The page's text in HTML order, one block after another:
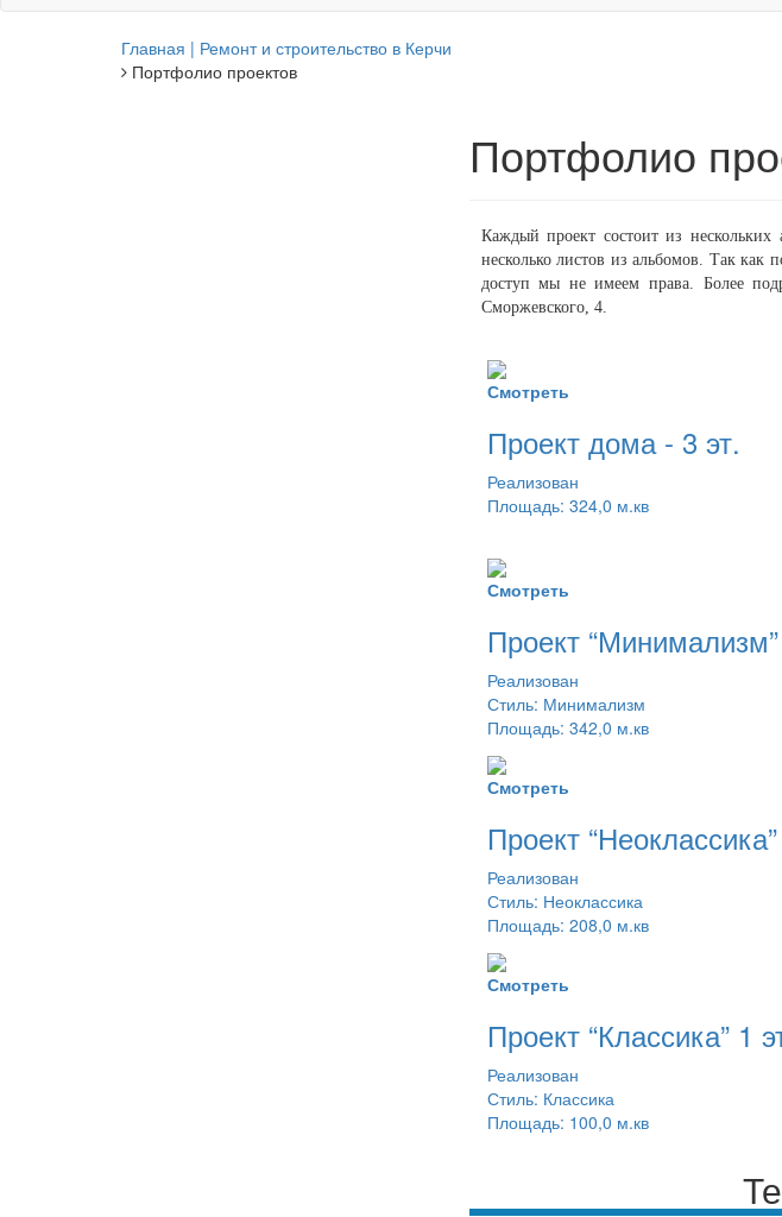
Главная | Ремонт и строительство в Керчи
Портфолио проектов
Портфолио
Каждый проект состоит из
несколько листов из альбомов. Так как
доступ мы не имеем права. Более
Сморжевского, 4.
Смотреть
Проект дома - 3 эт.
Реализован
Площадь: 324,0 м.кв
Смотреть
Проект
Реализован
Стиль: Минимализм
Площадь: 342,0 м.кв
Смотреть
Проект
Реализован
Стиль: Неоклассика
Площадь: 208,0 м.кв
Смотреть
Проект “Классика” 1
Реализован
Стиль: Классика
Площадь: 100,0 м.кв